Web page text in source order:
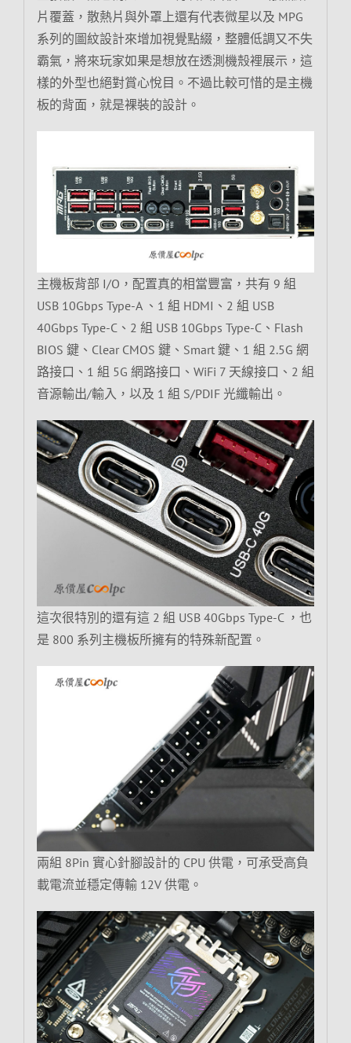
片覆蓋，散熱片與外罩上還有代表微星以及 MPG
系列的圖紋設計來增加視覺點綴，整體低調又不失
霸氣，將來玩家如果是想放在透測機殼裡展示，這
樣的外型也絕對賞心悅目。不過比較可惜的是主機
板的背面，就是裸裝的設計。
主機板背部 I/O，配置真的相當豐富，共有 9 組
USB 10Gbps Type-A 、1 組 HDMI、2 組 USB
40Gbps Type-C、2 組 USB 10Gbps Type-C、Flash
BIOS 鍵、Clear CMOS 鍵、Smart 鍵、1 組 2.5G 網
路接口、1 組 5G 網路接口、WiFi 7 天線接口、2 組
音源輸出/輸入，以及 1 組 S/PDIF 光纖輸出。
這次很特別的還有這 2 組 USB 40Gbps Type-C ，也
是 800 系列主機板所擁有的特殊新配置。
兩組 8Pin 實心針腳設計的 CPU 供電，可承受高負
載電流並穩定傳輸 12V 供電。